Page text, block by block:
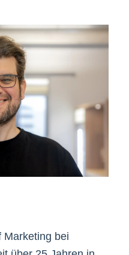
Marketing bei